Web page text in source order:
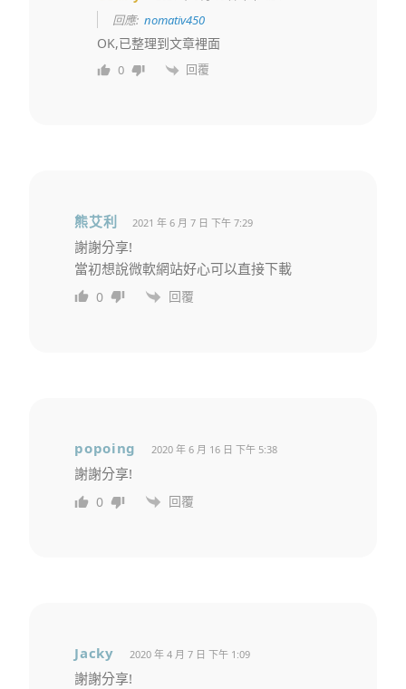
回應:nomativ450
OK,已整理到文章裡面
0 回覆
熊艾利 2021 年 6 月 7 日 下午 7:29
謝謝分享!
當初想說微軟網站好心可以直接下載
0 回覆
popoing 2020 年 6 月 16 日 下午 5:38
謝謝分享!
0 回覆
Jacky 2020 年 4 月 7 日 下午 1:09
謝謝分享!